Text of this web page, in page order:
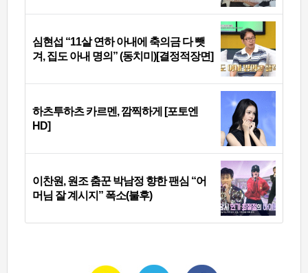
심현섭 “11살 연하 아내에 축의금 다 뺏
겨, 집도 아내 명의” (동치미)[결정적장면]
하츠투하츠 카르멘, 깜찍하게 [포토엔
HD]
이찬원, 원조 춤꾼 박남정 향한 팬심 “어
머님 잘 계시지” 폭소(불후)